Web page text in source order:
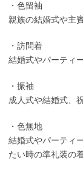
・色留袖
親族の結婚式や主
・訪問着
結婚式やパーティ
・振袖
成人式や結婚式、
・色無地
結婚式やパーティ
たい時の準礼装の着